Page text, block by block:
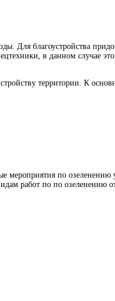
благоустройства
в данном случае это
территории. К
мероприятия по
работ по по озеленению